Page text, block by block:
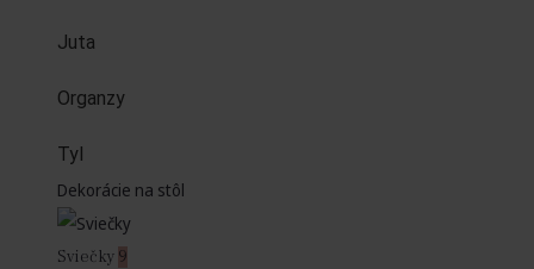
Juta
Organzy
Tyl
Dekorácie na stôl
Sviečky 9